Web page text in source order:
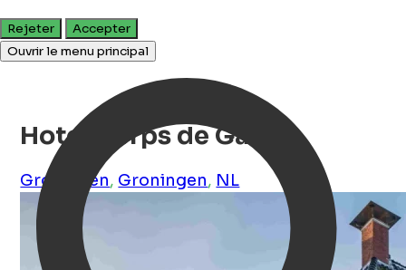
Rejeter
Accepter
Ouvrir le menu principal
Hotel Corps de Garde
Groningen, Groningen, NL